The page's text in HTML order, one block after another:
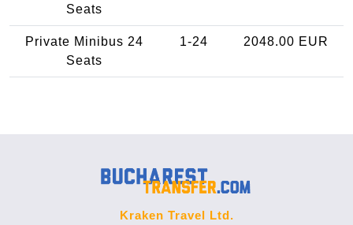
Seats
Private Minibus 24
Seats
1-24 2048.00 EUR
Kraken Travel Ltd.